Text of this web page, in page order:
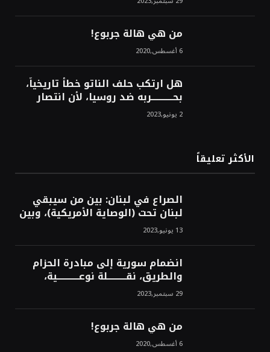
الشرق!محمد محسن
من هي هالة جربوع!
6 أغسطس,2020
هل ارتكب حلف الناتو خطأً تاريخياً،
بحــــــــــــربه ضد روسيا، لأن انتصار
روسيا الحتمي، سيفتت الناتو!محمد
محسن 2 يونيو,2023
الأكثر تعليقاً
الصراع في لبنان: بين من سيبقي
لبنان تحت (الوصاية الأمريكية)، وبين
من سيخرج لبنان من النفق الغربي!
محمد محسن13 يونيو,2023
انضمام سورية إلى مبادرة الحزام
والطريق، نقــــــــــلة نوعــــــــــــية،
استراتيجية، تاريخية، نهائية، نحو
الشرق!محمد محسن29 سبتمبر,2023
من هي هالة جربوع!
6 أغسطس,2020